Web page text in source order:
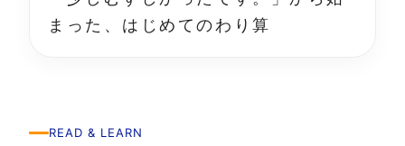
まった、はじめてのわり算
READ & LEARN